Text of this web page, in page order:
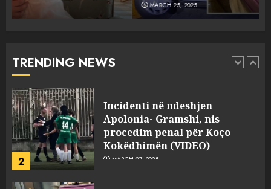
MARCH 25, 2025
TRENDING NEWS
1
Punonjësja e UKT akuzon
pasuri të pajustifikuar
2
Incidenti në ndeshjen
Apolonia- Gramshi, nis
procedim penal për Koço
Kokëdhimën (VIDEO)
MARCH 27, 2025